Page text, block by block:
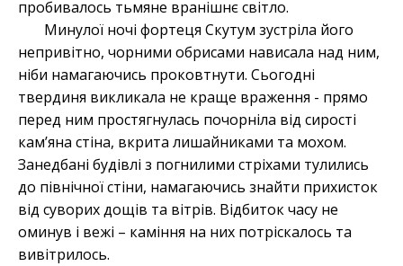
пробивалось тьмяне вранішнє світло.
Минулої ночі фортеця Скутум зустріла його
непривітно, чорними обрисами нависала над ним,
ніби намагаючись проковтнути. Сьогодні
твердиня викликала не краще враження - прямо
перед ним простягнулась почорніла від сирості
кам’яна стіна, вкрита лишайниками та мохом.
Занедбані будівлі з погнилими стріхами тулились
до північної стіни, намагаючись знайти прихисток
від суворих дощів та вітрів. Відбиток часу не
оминув і вежі – каміння на них потріскалось та
вивітрилось.